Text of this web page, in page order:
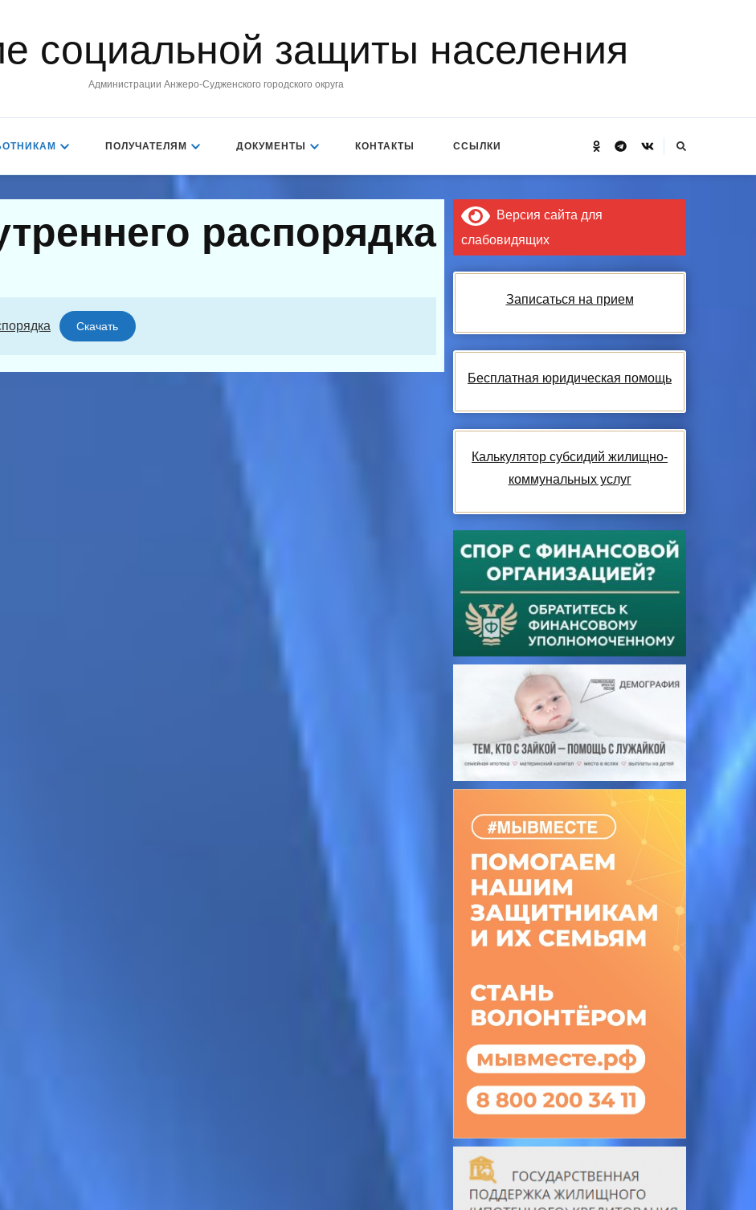
социальной защиты населения
Администрации Анжеро-Судженского городского округа
ПОЛУЧАТЕЛЯМ ДОКУМЕНТЫ КОНТАКТЫ ССЫЛКИ
что-
распорядка
Скачать
Версия сайта для
слабовидящих
Записаться на прием
Бесплатная юридическая помощь
Калькулятор субсидий жилищно-
коммунальных услуг